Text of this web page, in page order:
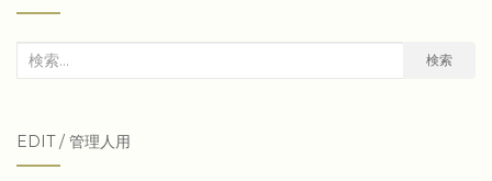
検
象:
検索
EDIT / 管理人用